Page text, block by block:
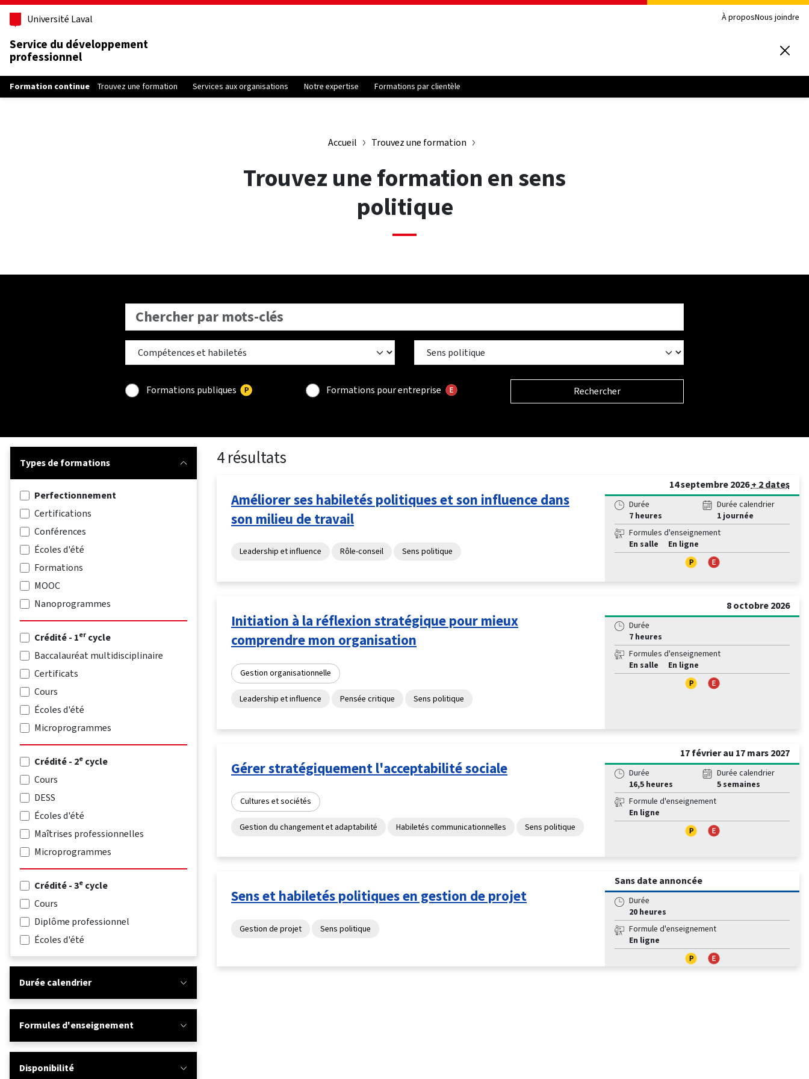
Aller au contenu principal
Université Laval
À proposNous joindre
Service du développement
professionnel
Formation continue Trouvez une formation Services aux organisations Notre expertise Formations par clientèle
Accueil Trouvez une formation
Trouvez une formation en sens
politique
Formations publiques Formations pour entreprise Rechercher
Types de formations
Perfectionnement
Certifications
Conférences
Écoles d'été
Formations
MOOC
Nanoprogrammes
Crédité - 1er cycle
Baccalauréat multidisciplinaire
Certificats
Cours
Écoles d'été
Microprogrammes
Crédité - 2e cycle
Cours
DESS
Écoles d'été
Maîtrises professionnelles
Microprogrammes
Crédité - 3e cycle
Cours
Diplôme professionnel
Écoles d'été
Durée calendrier
Formules d'enseignement
Disponibilité
4 résultats
Améliorer ses habiletés politiques et son influence dans
son milieu de travail
Leadership et influence Rôle-conseil Sens politique
14 septembre 2026+ 2 dates
Durée
7 heures
Durée calendrier
1 journée
Formules d'enseignement
En salle
En ligne
Initiation à la réflexion stratégique pour mieux
comprendre mon organisation
Gestion organisationnelle
Leadership et influence Pensée critique Sens politique
8 octobre 2026
Durée
7 heures
Formules d'enseignement
En salle
En ligne
Gérer stratégiquement l'acceptabilité sociale
Cultures et sociétés
Gestion du changement et adaptabilité Habiletés communicationnelles Sens politique
17 février au 17 mars 2027
Durée
16,5 heures
Durée calendrier
5 semaines
Formule d'enseignement
En ligne
Sens et habiletés politiques en gestion de projet
Gestion de projet Sens politique
Sans date annoncée
Durée
20 heures
Formule d'enseignement
En ligne